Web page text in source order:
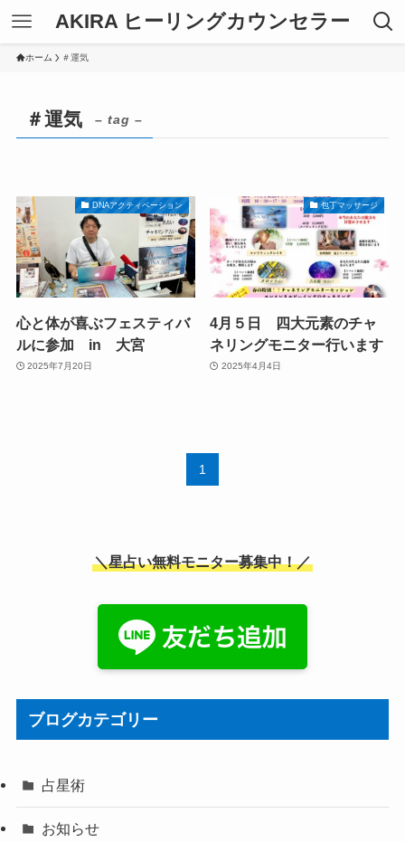
AKIRA ヒーリングカウンセラー
ホーム ＃運気
＃運気 – tag –
DNAアクティベーション
心と体が喜ぶフェスティバ
ルに参加 in 大宮
2025年7月20日
包丁マッサージ
4月５日 四大元素のチャ
ネリングモニター行います
2025年4月4日
1
＼星占い無料モニター募集中！／
ブログカテゴリー
占星術
お知らせ